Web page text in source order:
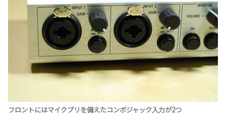
フロントにはマイクプリを備えたコンボジャック入力が2つ